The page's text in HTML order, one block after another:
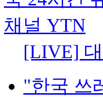
[LIVE]
"한국 쓰